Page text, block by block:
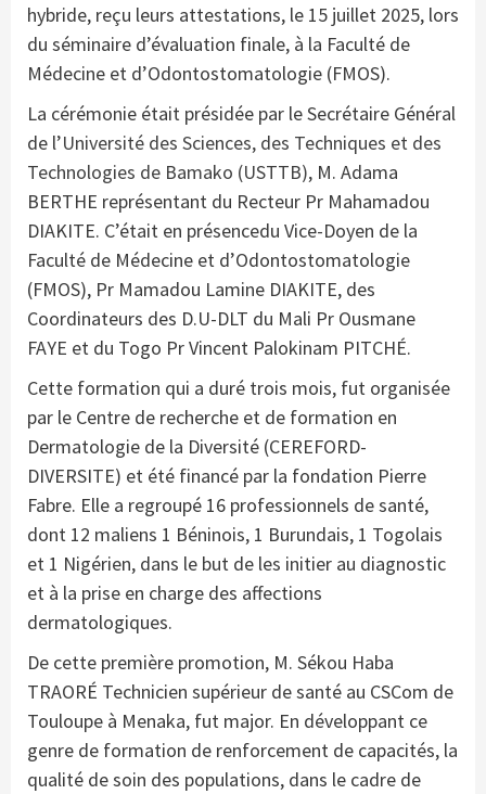
hybride, reçu leurs attestations, le 15 juillet 2025, lors
du séminaire d’évaluation finale, à la Faculté de
Médecine et d’Odontostomatologie (FMOS).
La cérémonie était présidée par le Secrétaire Général
de l’Université des Sciences, des Techniques et des
Technologies de Bamako (USTTB), M. Adama
BERTHE représentant du Recteur Pr Mahamadou
DIAKITE. C’était en présencedu Vice-Doyen de la
Faculté de Médecine et d’Odontostomatologie
(FMOS), Pr Mamadou Lamine DIAKITE, des
Coordinateurs des D.U-DLT du Mali Pr Ousmane
FAYE et du Togo Pr Vincent Palokinam PITCHÉ.
Cette formation qui a duré trois mois, fut organisée
par le Centre de recherche et de formation en
Dermatologie de la Diversité (CEREFORD-
DIVERSITE) et été financé par la fondation Pierre
Fabre. Elle a regroupé 16 professionnels de santé,
dont 12 maliens 1 Béninois, 1 Burundais, 1 Togolais
et 1 Nigérien, dans le but de les initier au diagnostic
et à la prise en charge des affections
dermatologiques.
De cette première promotion, M. Sékou Haba
TRAORÉ Technicien supérieur de santé au CSCom de
Touloupe à Menaka, fut major. En développant ce
genre de formation de renforcement de capacités, la
qualité de soin des populations, dans le cadre de